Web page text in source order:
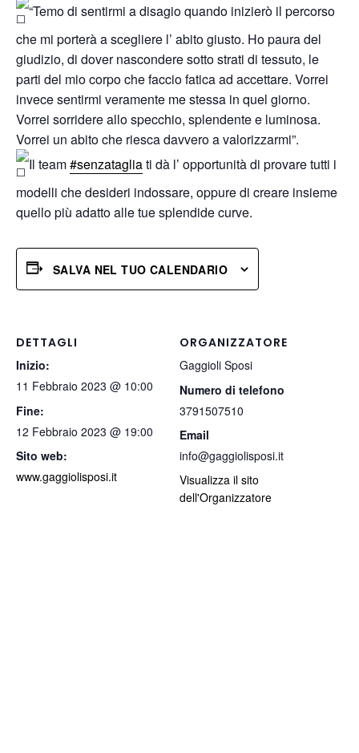
“Temo di sentirmi a disagio quando inizierò il percorso
che mi porterà a scegliere l’ abito giusto. Ho paura del
giudizio, di dover nascondere sotto strati di tessuto, le
parti del mio corpo che faccio fatica ad accettare. Vorrei
invece sentirmi veramente me stessa in quel giorno.
Vorrei sorridere allo specchio, splendente e luminosa.
Vorrei un abito che riesca davvero a valorizzarmi”.
Il team#senzatagliati dà l’ opportunità di provare tutti i
modelli che desideri indossare, oppure di creare insieme
quello più adatto alle tue splendide curve.
SALVA NEL TUO CALENDARIO
DETTAGLI
Inizio:
11 Febbraio 2023 @ 10:00
Fine:
12 Febbraio 2023 @ 19:00
Sito web:
www.gaggiolisposi.it
ORGANIZZATORE
Gaggioli Sposi
Numero di telefono
3791507510
Email
info@gaggiolisposi.it
Visualizza il sito
dell'Organizzatore